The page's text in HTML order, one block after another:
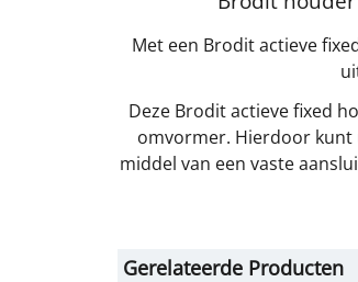
Met een Brodit actieve
Deze Brodit actieve fixed
omvormer. Hierdoor kunt
middel van een vaste
Gerelateerde Producten